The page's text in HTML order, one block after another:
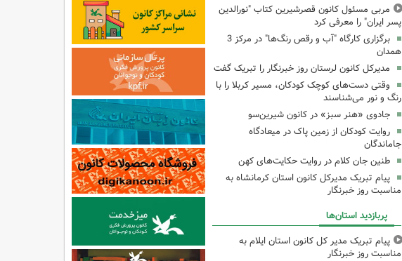
مربی مسئول کانون قصرشیرین کتاب "نورالدین
پسر ایران" را معرفی کرد
برگزاری کارگاه "آب و رقص رنگ‌ها" در مرکز 3
همدان
مدیرکل کانون لرستان روز خبرنگار را تبریک گفت
وقتی دست‌های کوچک کودکان، مسیر کربلا را با
رنگ و نور می‌شناسند
جادوی «هنر سبز» در کانون شیرین‌سو
روایت کودکان از زمین پاک در میعادگاه
جاماندگان
طنین جان کلام در روایت حکایت‌های کهن
پیام تبریک مدیرکل کانون استان کرمانشاه به
مناسبت روز خبرنگار
پربازدید استان‌ها
پیام تبریک مدیر کل کانون استان ایلام به
مناسبت روز خبرنگار